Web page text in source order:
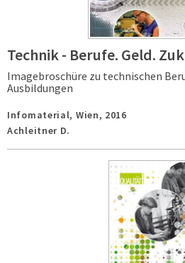
Technik - Berufe. Geld.
Imagebroschüre zu technischen
Ausbildungen
Infomaterial, Wien, 2016
Achleitner D.